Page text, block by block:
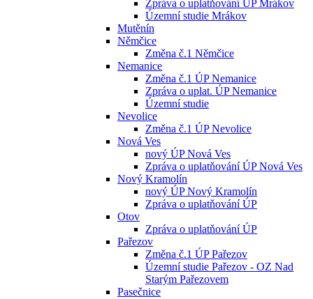
Zpráva o uplatňování ÚP Mrákov
Územní studie Mrákov
Mutěnín
Němčice
Změna č.1 Němčice
Nemanice
Změna č.1 ÚP Nemanice
Zpráva o uplat. ÚP Nemanice
Územní studie
Nevolice
Změna č.1 ÚP Nevolice
Nová Ves
nový ÚP Nová Ves
Zpráva o uplatňování ÚP Nová Ves
Nový Kramolín
nový ÚP Nový Kramolín
Zpráva o uplatňování ÚP
Otov
Zpráva o uplatňování ÚP
Pařezov
Změna č.1 ÚP Pařezov
Územní studie Pařezov - OZ Nad
Starým Pařezovem
Pasečnice